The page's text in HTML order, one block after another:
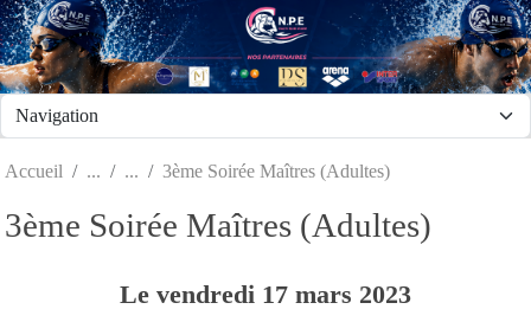
Accueil 3ème Soirée Maîtres (Adultes)
3ème Soirée Maîtres (Adultes)
Le vendredi 17 mars 2023
Panneau de gestion des cookies